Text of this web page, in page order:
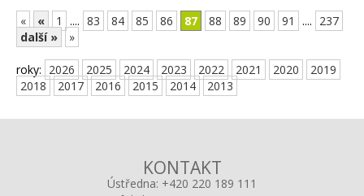
« « 1 .... 83 84 85 86 87 88 89 90 91 .... 237
další »
»
roky: 2026 2025 2024 2023 2022 2021 2020
2019
2018
2017 2016 2015 2014 2013
KONTAKT
Ústředna: +420 220 189 111